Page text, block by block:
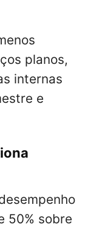
planos,
internas
e
50% sobre